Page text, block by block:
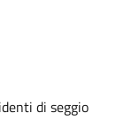
di seggio